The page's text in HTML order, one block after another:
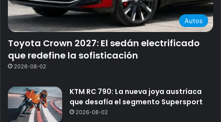
Autos
Toyota Crown 2027: El sedán electrificado
que redefine la sofisticación
2026-08-02
KTM RC 790: La nueva joya austríaca
que desafía el segmento Supersport
2026-08-02